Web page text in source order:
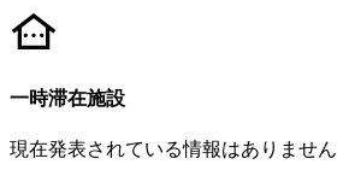
一時滞在施設
現在発表されている情報はありません